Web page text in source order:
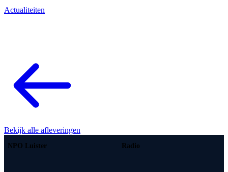
Actualiteiten
Bekijk alle afleveringen
NPO Luister Radio